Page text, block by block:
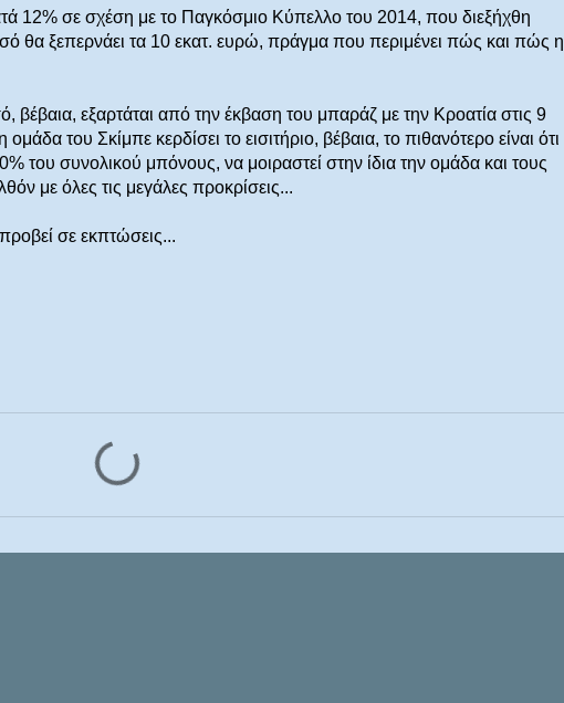
12% σε σχέση με το Παγκόσμιο Κύπελλο του 2014, που διεξήχθη
θα ξεπερνάει τα 10 εκατ. ευρώ, πράγμα που περιμένει πώς και πώς η
βέβαια, εξαρτάται από την έκβαση του μπαράζ με την Κροατία στις 9
του Σκίμπε κερδίσει το εισιτήριο, βέβαια, το πιθανότερο είναι ότι
του συνολικού μπόνους, να μοιραστεί στην ίδια την ομάδα και τους
με όλες τις μεγάλες προκρίσεις...
σε εκπτώσεις...